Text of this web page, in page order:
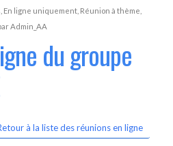
En ligne uniquement, Réunion à thème
Admin_AA
du groupe
à la liste des réunions en ligne